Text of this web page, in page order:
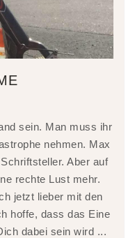
sein. Man muss ihr
nehmen. Max
Aber auf
rechte Lust mehr.
jetzt lieber mit den
hoffe, dass das Eine
dabei sein wird ...